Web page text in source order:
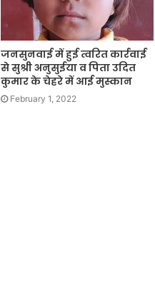
जनसुनवाई में हुई त्वरित कार्रवाई
से सुश्री अनुसुईया व पिता उदित
कुमार के चेहरे में आई मुस्कान
February 1, 2022